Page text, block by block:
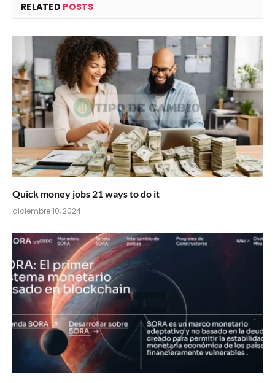
RELATED POSTS
Quick money jobs 21 ways to do it
diciembre 10, 2024